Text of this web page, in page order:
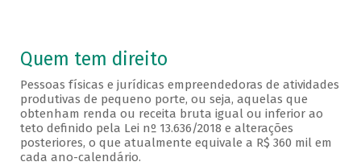
Quem tem direito
Pessoas físicas e jurídicas empreendedoras de atividades
produtivas de pequeno porte, ou seja, aquelas que
obtenham renda ou receita bruta igual ou inferior ao
teto definido pela Lei nº 13.636/2018 e alterações
posteriores, o que atualmente equivale a R$ 360 mil em
cada ano-calendário.